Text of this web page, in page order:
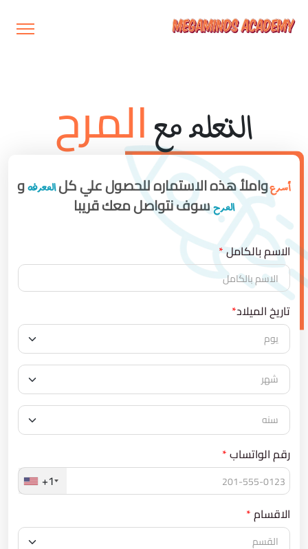
التعلم معالمرح
أسرعواملأ هذه الاستماره للحصول علي كلالمعرفهو
المرحسوف نتواصل معك قريبا
الاسم بالكامل*
تاريخ الميلاد*
رقم الواتساب*
+1
الاقسام*